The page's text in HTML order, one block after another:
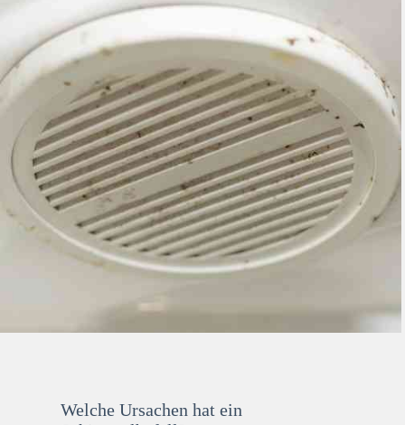
Welche Ursachen hat ein